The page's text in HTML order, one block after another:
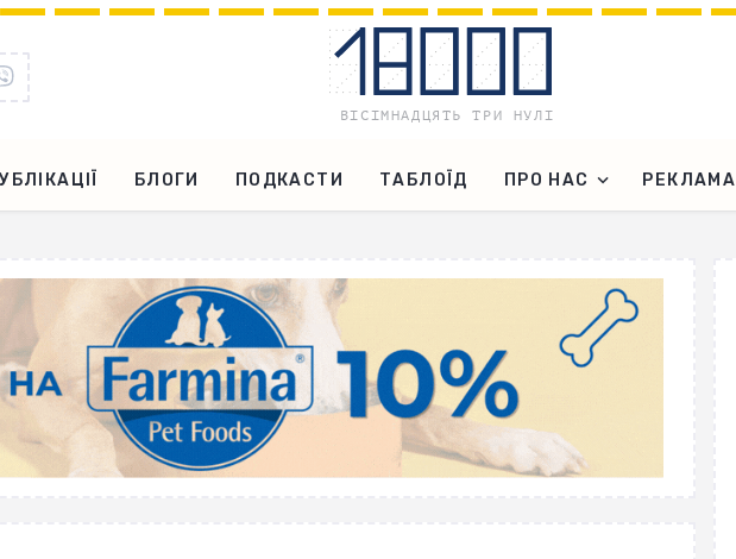
БЛОГИ ПОДКАСТИ ТАБЛОЇД ПРО НАС РЕКЛАМА